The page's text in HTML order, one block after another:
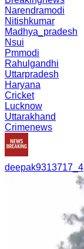
Narendramodi
Nitishkumar
Madhya_pradesh
Nsui
Pmmodi
Rahulgandhi
Uttarpradesh
Haryana
Cricket
Lucknow
Uttarakhand
Crimenews
deepak9313717_4